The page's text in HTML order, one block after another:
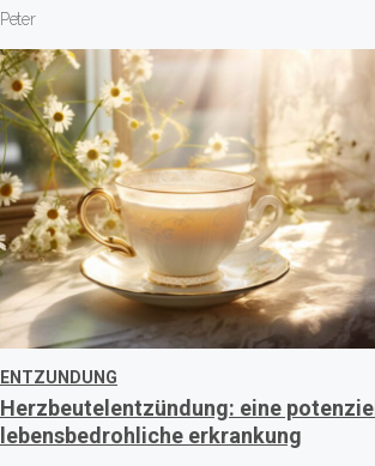
Peter
ENTZUNDUNG
Herzbeutelentzündung: eine potenziell
lebensbedrohliche erkrankung